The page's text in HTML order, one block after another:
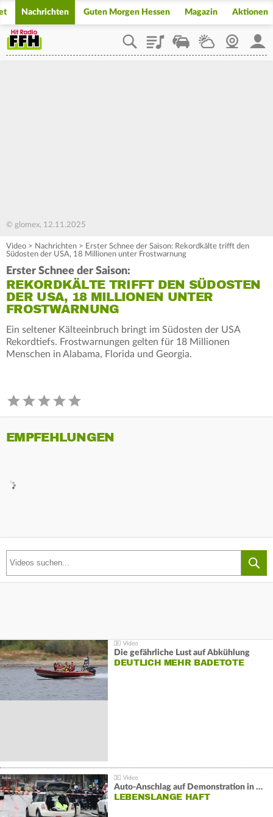
Nachrichten Guten Morgen Hessen Magazin Aktionen
PlaylistStaupilotWetterWebcam
© glomex, 12.11.2025
Video > Nachrichten > Erster Schnee der Saison: Rekordkälte trifft den
Südosten der USA, 18 Millionen unter Frostwarnung
Erster Schnee der Saison:
REKORDKÄLTE TRIFFT DEN SÜDOSTEN
DER USA, 18 MILLIONEN UNTER
FROSTWARNUNG
Ein seltener Kälteeinbruch bringt im Südosten der USA
Rekordtiefs. Frostwarnungen gelten für 18 Millionen
Menschen in Alabama, Florida und Georgia.
EMPFEHLUNGEN
Die gefährliche Lust auf Abkühlung
DEUTLICH MEHR BADETOTE
Auto-Anschlag auf Demonstration in München:
LEBENSLANGE HAFT